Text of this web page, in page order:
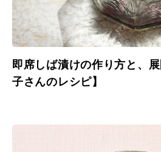
即席しば漬けの作り方と、
子さんのレシピ】